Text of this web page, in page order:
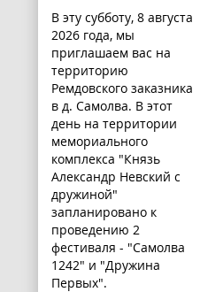
В эту субботу, 8 августа
2026 года, мы
приглашаем вас на
территорию
Ремдовского заказника
в д. Самолва. В этот
день на территории
мемориального
комплекса "Князь
Александр Невский с
дружиной"
запланировано к
проведению 2
фестиваля - "Самолва
1242" и "Дружина
Первых".